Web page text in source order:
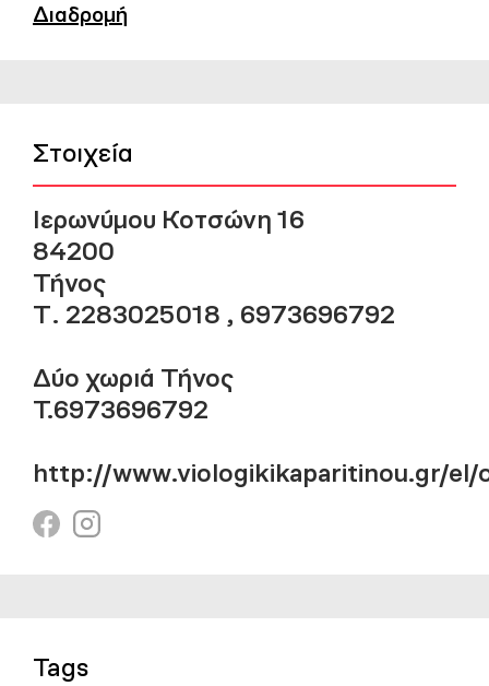
Διαδρομή
Στοιχεία
Ιερωνύμου Κοτσώνη 16
84200
Τήνος
Τ. 2283025018 , 6973696792
Δύο χωριά Τήνος
T.6973696792
http://www.viologikikaparitinou.gr/el/
Tags